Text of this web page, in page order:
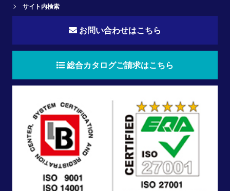
サイト内検索
お問い合わせはこちら
総合カタログご請求はこちら